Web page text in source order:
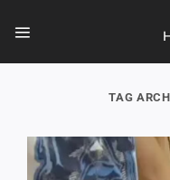
TAG